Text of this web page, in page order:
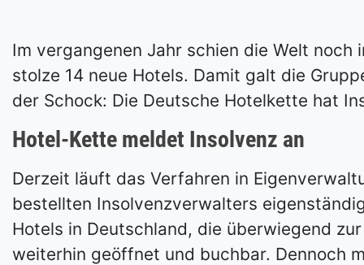
Im vergangenen Jahr schien die Welt
stolze 14 neue Hotels. Damit galt die
der Schock: Die Deutsche Hotelkette hat
Hotel-Kette meldet Insolvenz an
Derzeit läuft das Verfahren in
bestellten Insolvenzverwalters
Hotels in Deutschland, die überwiegend
weiterhin geöffnet und buchbar. Dennoch